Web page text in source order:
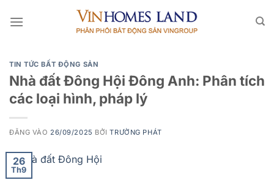
qua
TIN TỨC BẤT ĐỘNG SẢN
Nhà đất Đông Hội Đông Anh: Phân tích
các loại hình, pháp lý
ĐĂNG VÀO 26/09/2025 BỞITRƯỜNG PHÁT
26
Th9